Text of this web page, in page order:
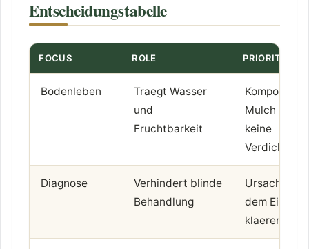
Entscheidungstabelle
FOCUS ROLE PRIORITY
Bodenleben
Traegt Wasser
und
Fruchtbarkeit
Kompost,
Mulch und
keine
Verdichtung
Diagnose
Verhindert blinde
Behandlung
Ursache vor
dem Eingriff
klaeren